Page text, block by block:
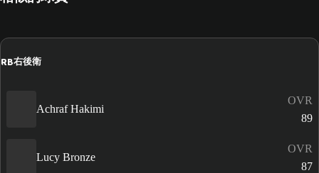
RB右後衛
Achraf Hakimi
OVR
89
Lucy Bronze
OVR
87